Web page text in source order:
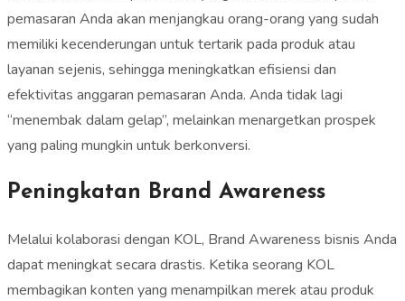
pemasaran Anda akan menjangkau orang-orang yang sudah
memiliki kecenderungan untuk tertarik pada produk atau
layanan sejenis, sehingga meningkatkan efisiensi dan
efektivitas anggaran pemasaran Anda. Anda tidak lagi
“menembak dalam gelap”, melainkan menargetkan prospek
yang paling mungkin untuk berkonversi.
Peningkatan Brand Awareness
Melalui kolaborasi dengan KOL, Brand Awareness bisnis Anda
dapat meningkat secara drastis. Ketika seorang KOL
membagikan konten yang menampilkan merek atau produk